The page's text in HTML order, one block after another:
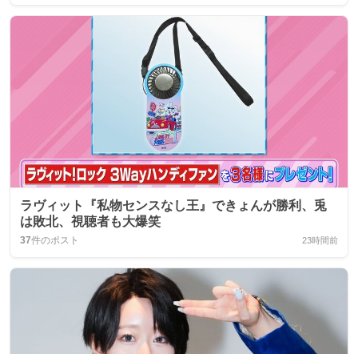
ラヴィット『私物センスなし王』できょんが勝利、兎
は敗北、視聴者も大爆笑
37件のポスト 23時間前